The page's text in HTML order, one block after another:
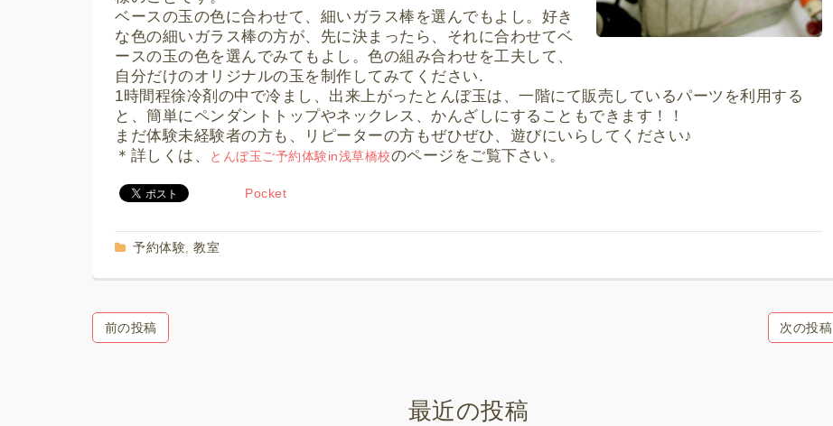
ベースの玉の色に合わせて、細いガラス棒を選んでもよし。好き
な色の細いガラス棒の方が、先に決まったら、それに合わせてベ
ースの玉の色を選んでみてもよし。色の組み合わせを工夫して、
自分だけのオリジナルの玉を制作してみてください.
1時間程徐冷剤の中で冷まし、出来上がったとんぼ玉は、一階にて販売しているパーツを利用する
と、簡単にペンダントトップやネックレス、かんざしにすることもできます！！
まだ体験未経験者の方も、リピーターの方もぜひぜひ、遊びにいらしてください♪
＊詳しくは、
とんぼ玉ご予約体験in浅草橋校のページをご覧下さい。
Pocket
予約体験, 教室
前の投稿 次の投稿
最近の投稿